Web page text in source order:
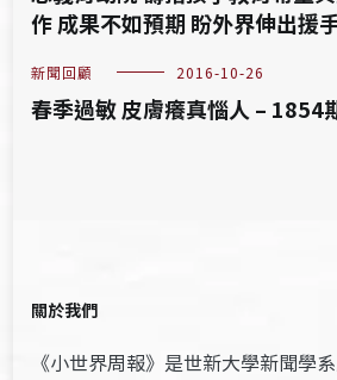
作 成果不如預期 盼外界伸出援
新聞回顧 2016-10-26
春季過敏 皮膚癢真惱人 – 1854
關於我們
《小世界周報》是世新大學新聞學